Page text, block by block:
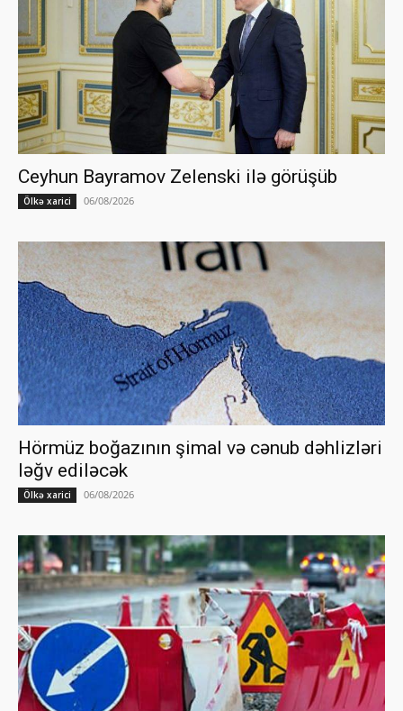
Ceyhun Bayramov Zelenski ilə görüşüb
Ölkə xarici 06/08/2026
Hörmüz boğazının şimal və cənub dəhlizləri
ləğv ediləcək
Ölkə xarici 06/08/2026